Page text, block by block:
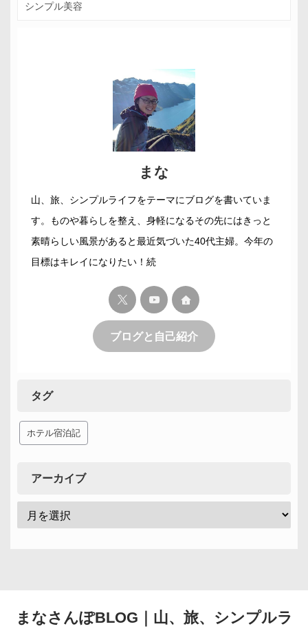
シンプル美容
まな
山、旅、シンプルライフをテーマにブログを書いていま
す。ものや暮らしを整え、身軽になるその先にはきっと
素晴らしい風景があると最近気づいた40代主婦。今年の
目標はキレイになりたい！続
ブログと自己紹介
タグ
ホテル宿泊記
アーカイブ
まなさんぽBLOG｜山、旅、シンプルラ